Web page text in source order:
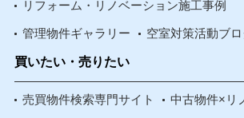
リフォーム・リノベーション施工事例
管理物件ギャラリー 空室対策活動ブ
買いたい・売りたい
売買物件検索専門サイト 中古物件×リ